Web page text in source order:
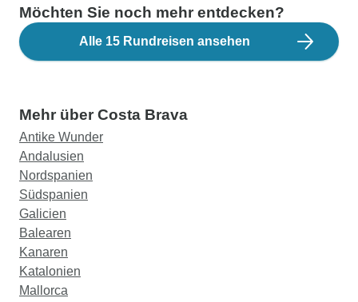
Möchten Sie noch mehr entdecken?
Alle 15 Rundreisen ansehen
Mehr über Costa Brava
Antike Wunder
Andalusien
Nordspanien
Südspanien
Galicien
Balearen
Kanaren
Katalonien
Mallorca